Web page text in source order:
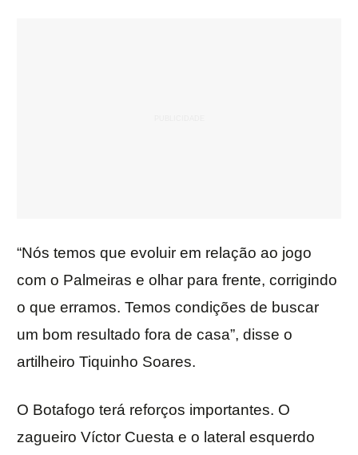
“Nós temos que evoluir em relação ao jogo
com o Palmeiras e olhar para frente, corrigindo
o que erramos. Temos condições de buscar
um bom resultado fora de casa”, disse o
artilheiro Tiquinho Soares.
O Botafogo terá reforços importantes. O
zagueiro Víctor Cuesta e o lateral esquerdo